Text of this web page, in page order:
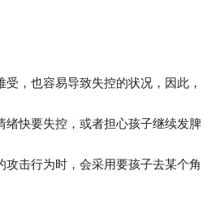
，也容易导致失控的状况，因此，
绪快要失控，或者担心孩子继续发脾
攻击行为时，会采用要孩子去某个角